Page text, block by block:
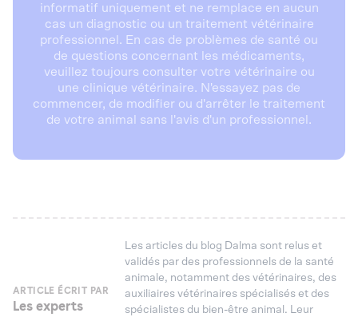
informatif uniquement et ne remplace en aucun
cas un diagnostic ou un traitement vétérinaire
professionnel. En cas de problèmes de santé ou
de questions concernant les médicaments,
veuillez toujours consulter votre vétérinaire ou
une clinique vétérinaire. N'essayez pas de
commencer, de modifier ou d'arrêter le traitement
de votre animal sans l'avis d'un professionnel.
ARTICLE ÉCRIT PAR
Les experts
Les articles du blog Dalma sont relus et
validés par des professionnels de la santé
animale, notamment des vétérinaires, des
auxiliaires vétérinaires spécialisés et des
spécialistes du bien-être animal. Leur